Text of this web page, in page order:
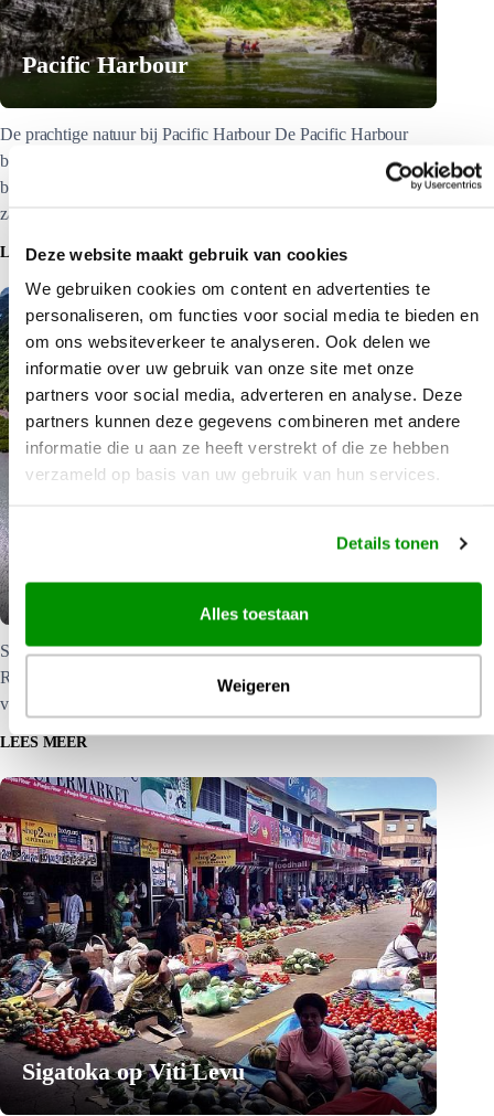
Deze website maakt gebruik van cookies
We gebruiken cookies om content en advertenties te
personaliseren, om functies voor social media te bieden en
om ons websiteverkeer te analyseren. Ook delen we
informatie over uw gebruik van onze site met onze
partners voor social media, adverteren en analyse. Deze
partners kunnen deze gegevens combineren met andere
informatie die u aan ze heeft verstrekt of die ze hebben
verzameld op basis van uw gebruik van hun services.
Details tonen
Alles toestaan
Weigeren
Pacific Harbour
De prachtige natuur bij Pacific Harbour De Pacific Harbour
bestaat uit een aantal eilandjes die met mangrove en jungle zijn
begroeid. Tussen de eilandjes in zijn paradijselijke
zandstrandjes te vinden…
LEES MEER
Rakiraki
Snorkelen bij Rakiraki Rakiraki ligt aan de Vanua Levu. Vanuit
Rakiraki kunt u boottochten maken naar paradijselijke eilanden
voor de kust, hier kunt u uitstekend snorkelen.
LEES MEER
Sigatoka op Viti Levu